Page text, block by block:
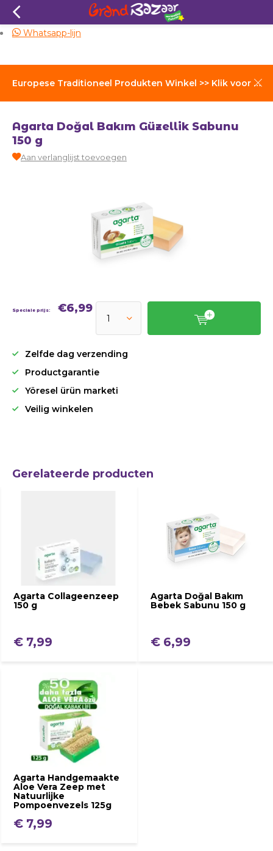
Europese Traditioneel Produkten Winkel >> Klik voor Verzendkosten
Zelfde dag verzending
Whatsapp-lijn
Agarta Doğal Bakım Güzellik Sabunu
150 g
Aan verlanglijst toevoegen
Speciale prijs: €6,99
Zelfde dag verzending
Productgarantie
Yöresel ürün marketi
Veilig winkelen
Gerelateerde producten
Agarta Collageenzeep
150 g
€ 7,99
Agarta Doğal Bakım
Bebek Sabunu 150 g
€ 6,99
Agarta Handgemaakte
Aloe Vera Zeep met
Natuurlijke
Pompoenvezels 125g
€ 7,99